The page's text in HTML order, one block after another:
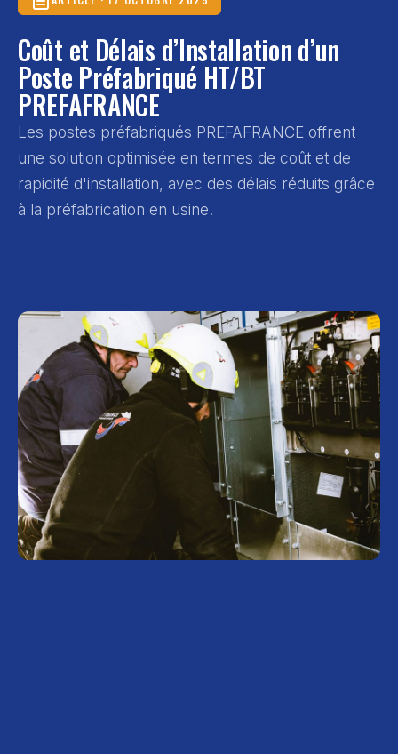
Coût et Délais d’Installation d’un
Poste Préfabriqué HT/BT
PREFAFRANCE
Les postes préfabriqués PREFAFRANCE offrent
une solution optimisée en termes de coût et de
rapidité d'installation, avec des délais réduits grâce
à la préfabrication en usine.